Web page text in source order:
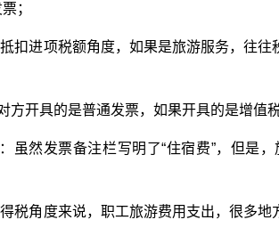
；
扣进项税额角度，如果是旅游服务，往
方开具的是普通发票，如果开具的是增
：虽然发票备注栏写明了“住宿费”，但是
税角度来说，职工旅游费用支出，很多